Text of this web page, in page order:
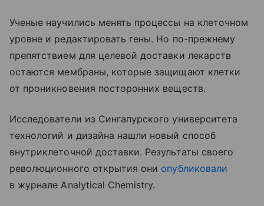
Ученые научились менять процессы на клеточном
уровне и редактировать гены. Но по-прежнему
препятствием для целевой доставки лекарств
остаются мембраны, которые защищают клетки
от проникновения посторонних веществ.
Исследователи из Сингапурского университета
технологий и дизайна нашли новый способ
внутриклеточной доставки. Результаты своего
революционного открытия они опубликовали
в журнале Analytical Chemistry.